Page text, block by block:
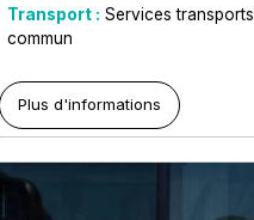
Transport : Services transports
commun
Plus d'informations